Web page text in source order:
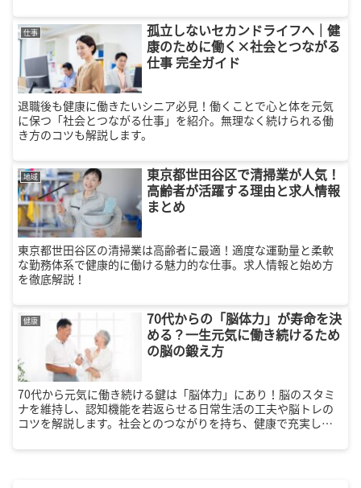
充実したセカンドライフを送りたい方に必見のガイドです。
仕事
孤立しないセカンドライフへ｜健
康のために働く×社会とつながる
仕事 完全ガイド
退職後も健康に働きたいシニア必見！働くことで心と体を元気
に保つ「社会とつながる仕事」を紹介。無理なく続けられる働
き方のコツも解説します。
地域
東京都世田谷区で清掃業が人気！
高齢者が活躍する理由と求人情報
まとめ
東京都世田谷区の清掃業は高齢者に最適！適度な運動量と柔軟
な勤務体系で健康的に働ける魅力的な仕事。求人情報と始め方
を徹底解説！
健康
70代からの「脳体力」が寿命を決
める？一生元気に働き続けるため
の脳の鍛え方
70代から元気に働き続ける鍵は「脳体力」にあり！脳のスタミ
ナを維持し、認知機能を若返らせる日常生活の工夫や脳トレの
コツを解説します。社会とのつながりを持ち、健康で充実した